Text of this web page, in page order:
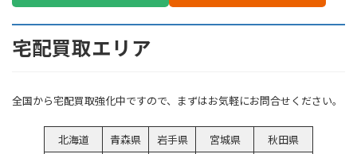
宅配買取エリア
全国から宅配買取強化中ですので、まずはお気軽にお問合せください。
北海道 青森県 岩手県 宮城県
秋田県